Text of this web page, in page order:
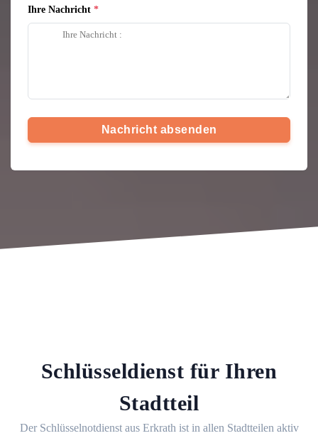
Ihre Nachricht
Nachricht absenden
Schlüsseldienst für Ihren
Stadtteil
Der Schlüsselnotdienst aus Erkrath ist in allen Stadtteilen aktiv